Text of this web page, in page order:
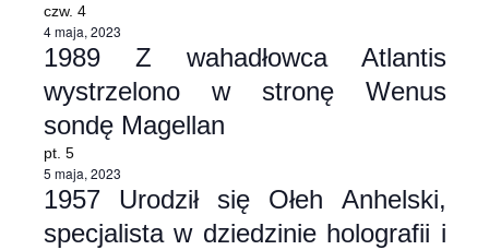
czw. 4
4 maja, 2023
1989 Z wahadłowca Atlantis
wystrzelono w stronę Wenus
sondę Magellan
pt. 5
5 maja, 2023
1957 Urodził się Ołeh Anhelski,
specjalista w dziedzinie holografii i